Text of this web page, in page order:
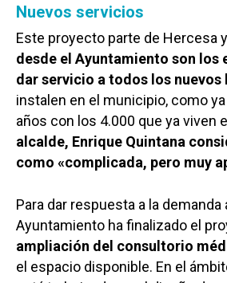
Nuevos servicios
Este proyecto parte de Hercesa
desde el Ayuntamiento son los
dar servicio a todos los nuevos
instalen en el municipio, como
años con los 4.000 que ya viven
alcalde, Enrique Quintana
como «complicada, pero muy
Para dar respuesta a la demanda
Ayuntamiento ha finalizado el
ampliación del consultorio
el espacio disponible. En el